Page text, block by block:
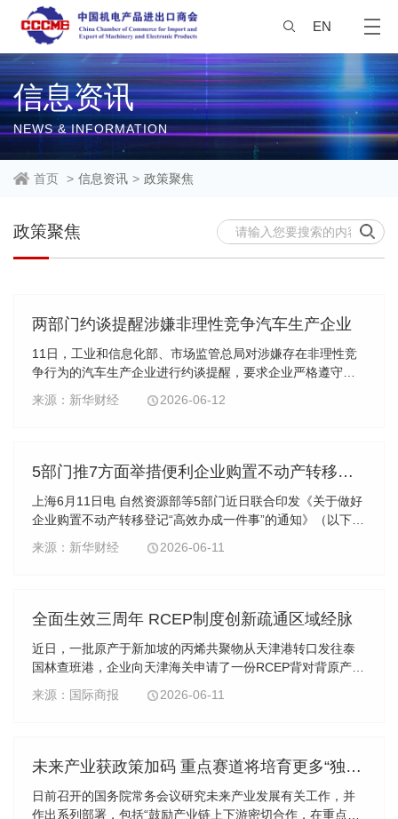
EN
信息资讯
NEWS & INFORMATION
首页 > 信息资讯 > 政策聚焦
政策聚焦
两部门约谈提醒涉嫌非理性竞争汽车生产企业
11日，工业和信息化部、市场监管总局对涉嫌存在非理性竞
争行为的汽车生产企业进行约谈提醒，要求企业严格遵守相
关法律法规规章，加强价格合规建设，强化产品质量管控，
切实保护消费者合法权益。
来源：新华财经 2026-06-12
5部门推7方面举措便利企业购置不动产转移登记 拆除“先还贷再过户”门槛
上海6月11日电 自然资源部等5部门近日联合印发《关于做好
企业购置不动产转移登记“高效办成一件事”的通知》（以下简
称“通知”），推出7方面举措，让企业购置不动产更省心省
钱。上海易居房地产研究院副院长严跃进在接受上海证券报
来源：新华财经 2026-06-11
全面生效三周年 RCEP制度创新疏通区域经脉
近日，一批原产于新加坡的丙烯共聚物从天津港转口发往泰
国林查班港，企业向天津海关申请了一份RCEP背对背原产地
证书。这是天津海关签发的首份该类证书，凭借这一纸凭
证，货物在进口国可享受相应的关税优惠待遇。
来源：国际商报 2026-06-11
未来产业获政策加码 重点赛道将培育更多“独角兽”
日前召开的国务院常务会议研究未来产业发展有关工作，并
作出系列部署，包括“鼓励产业链上下游密切合作，在重点赛